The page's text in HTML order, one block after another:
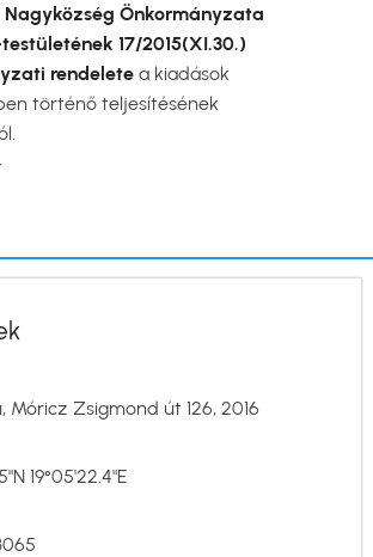
Önkormányzata
17/2015(XI.30.)
rendelete a kiadások
történő teljesítésének
Móricz Zsigmond út 126, 2016
19°05'22.4"E